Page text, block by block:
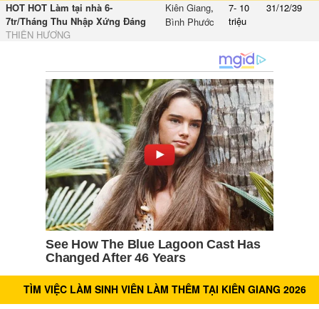
HOT HOT Làm tại nhà 6-
7tr/Tháng Thu Nhập Xứng Đáng
THIÊN HƯƠNG
Kiên Giang,
Bình Phước
7- 10
triệu
31/12/39
TÌM VIỆC LÀM SINH VIÊN LÀM THÊM TẠI KIÊN GIANG 2026